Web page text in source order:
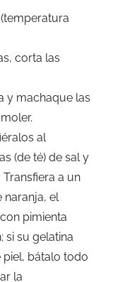
corta las
y machaque las
al
(de té) de sal y
a un
naranja, el
pimienta
si su gelatina
bátalo todo
la